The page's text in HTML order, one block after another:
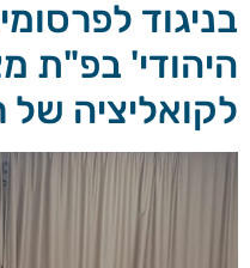
בניגוד
היהודי' בפ"ת
לקואליציה של